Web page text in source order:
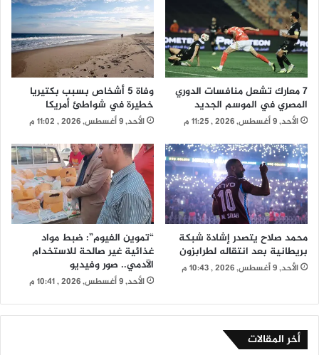
7 معارك تشعل منافسات الدوري
المصري في الموسم الجديد
الأحد, 9 أغسطس, 2026 , 11:25 م
وفاة 5 أشخاص بسبب بكتيريا
خطيرة في شواطئ أمريكا
الأحد, 9 أغسطس, 2026 , 11:02 م
محمد صلاح يتصدر إشادة شبكة
بريطانية بعد انتقاله لطرابزون
الأحد, 9 أغسطس, 2026 , 10:43 م
“تموين الفيوم”: ضبط مواد
غذائية غير صالحة للاستخدام
الآدمي.. صور وفيديو
الأحد, 9 أغسطس, 2026 , 10:41 م
أخر المقالات